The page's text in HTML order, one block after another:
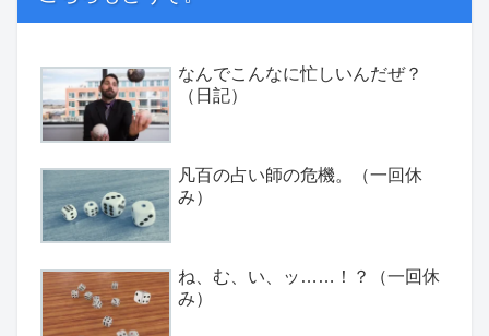
なんでこんなに忙しいんだぜ？
（日記）
凡百の占い師の危機。（一回休
み）
ね、む、い、ッ……！？（一回休
み）